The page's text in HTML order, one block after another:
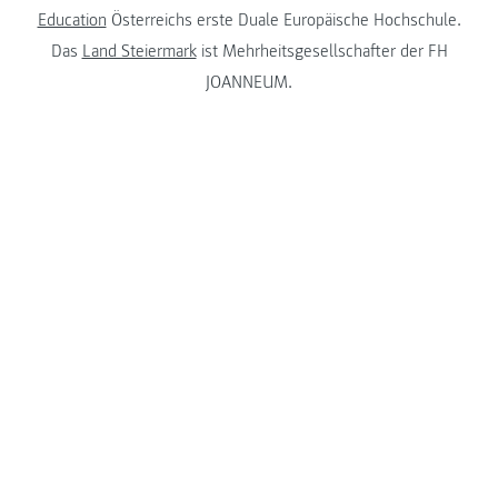
Education Österreichs erste Duale Europäische Hochschule.
Das Land Steiermarkist Mehrheitsgesellschafter der FH
JOANNEUM.